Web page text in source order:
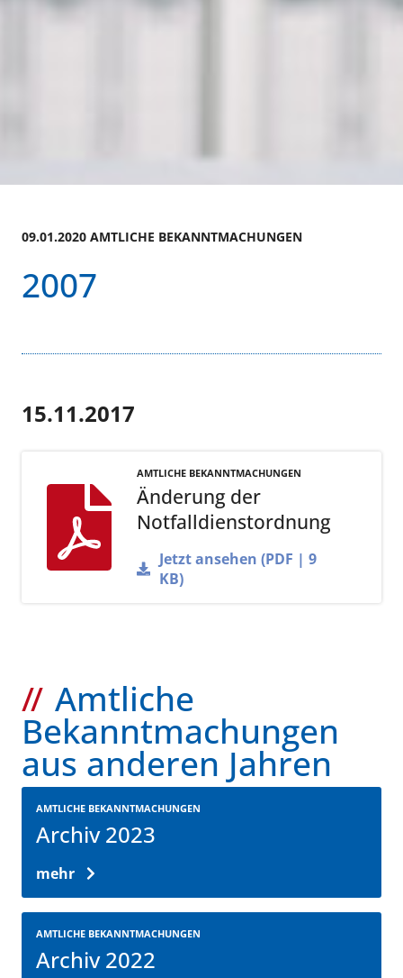
09.01.2020 AMTLICHE BEKANNTMACHUNGEN
2007
15.11.2017
AMTLICHE BEKANNTMACHUNGEN
Änderung der
Notfalldienstordnung
Jetzt ansehen (PDF | 9
KB)
Amtliche
Bekanntmachungen
aus anderen Jahren
AMTLICHE BEKANNTMACHUNGEN
Archiv 2023
mehr
AMTLICHE BEKANNTMACHUNGEN
Archiv 2022